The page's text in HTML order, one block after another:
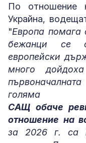
По отношение
Украйна,
"Европа помага
бежанци се
европейски
много
голяма
САЩ обаче
отношение на
за 2026 г. са